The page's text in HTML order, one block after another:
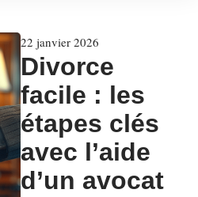
22 janvier 2026
Divorce
facile : les
étapes clés
avec l’aide
d’un avocat